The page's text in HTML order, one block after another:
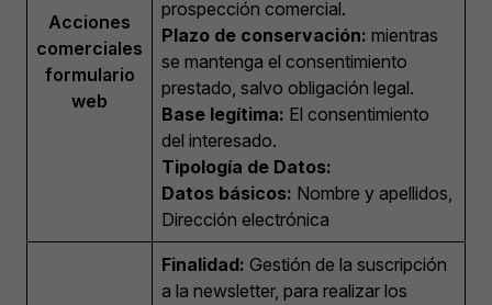
Acciones
comerciales
formulario
web
prospección comercial.
Plazo de conservación: mientras
se mantenga el consentimiento
prestado, salvo obligación legal.
Base legítima: El consentimiento
del interesado.
Tipología de Datos:
Datos básicos: Nombre y apellidos,
Dirección electrónica
Finalidad: Gestión de la suscripción
a la newsletter, para realizar los